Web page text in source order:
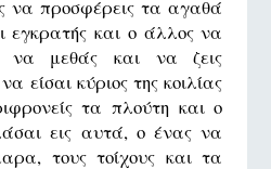
να προσφέρεις τα αγαθά
εγκρατής και ο άλλος να
να μεθάς και να ζεις
είσαι κύριος της κοιλίας
τα πλούτη και ο
εις αυτά, ο ένας να
τους τοίχους και τα